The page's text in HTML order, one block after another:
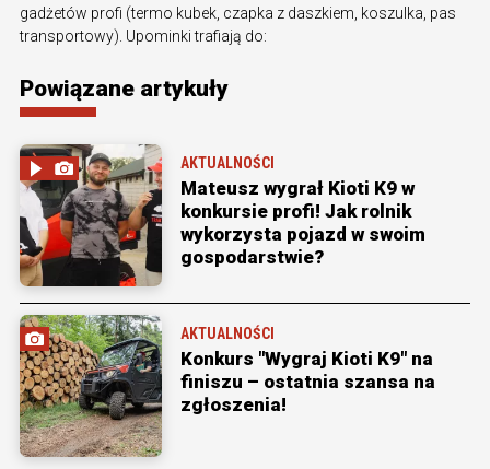
gadżetów profi (termo kubek, czapka z daszkiem, koszulka, pas
transportowy). Upominki trafiają do:
Powiązane artykuły
AKTUALNOŚCI
Mateusz wygrał Kioti K9 w
konkursie profi! Jak rolnik
wykorzysta pojazd w swoim
gospodarstwie?
AKTUALNOŚCI
Konkurs "Wygraj Kioti K9" na
finiszu – ostatnia szansa na
zgłoszenia!